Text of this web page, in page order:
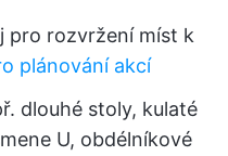
pro rozvržení míst k
plánování akcí
dlouhé stoly, kulaté
U, obdélníkové